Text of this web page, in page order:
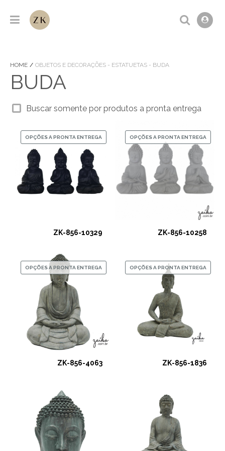
HOME OBJETOS E DECORAÇÕES - ESTATUETAS - BUDA
BUDA
Buscar somente por produtos a pronta entrega
OPÇÕES A PRONTA ENTREGA
ZK-856-10329
OPÇÕES A PRONTA ENTREGA
ZK-856-10258
OPÇÕES A PRONTA ENTREGA
ZK-856-4063
OPÇÕES A PRONTA ENTREGA
ZK-856-1836